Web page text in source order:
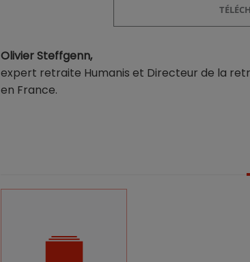
Olivier Steffgenn,
expert retraite Humanis et Directeur de la
en France.